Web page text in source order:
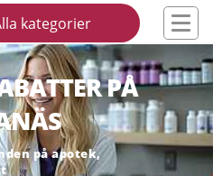
kategorier
PÅ
på apotek,